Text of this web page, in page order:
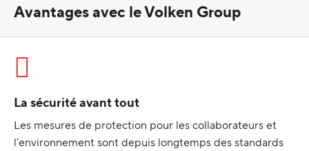
Avantages avec le Volken Group
La sécurité avant tout
Les mesures de protection pour les collaborateurs et
l’environnement sont depuis longtemps des standards